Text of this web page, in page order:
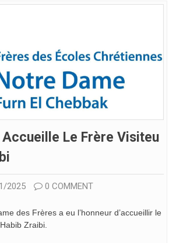
Accueille Le Frère Visiteu
2025 0 COMMENT
des Frères a eu l’honneur d’accueillir le
Zraibi.